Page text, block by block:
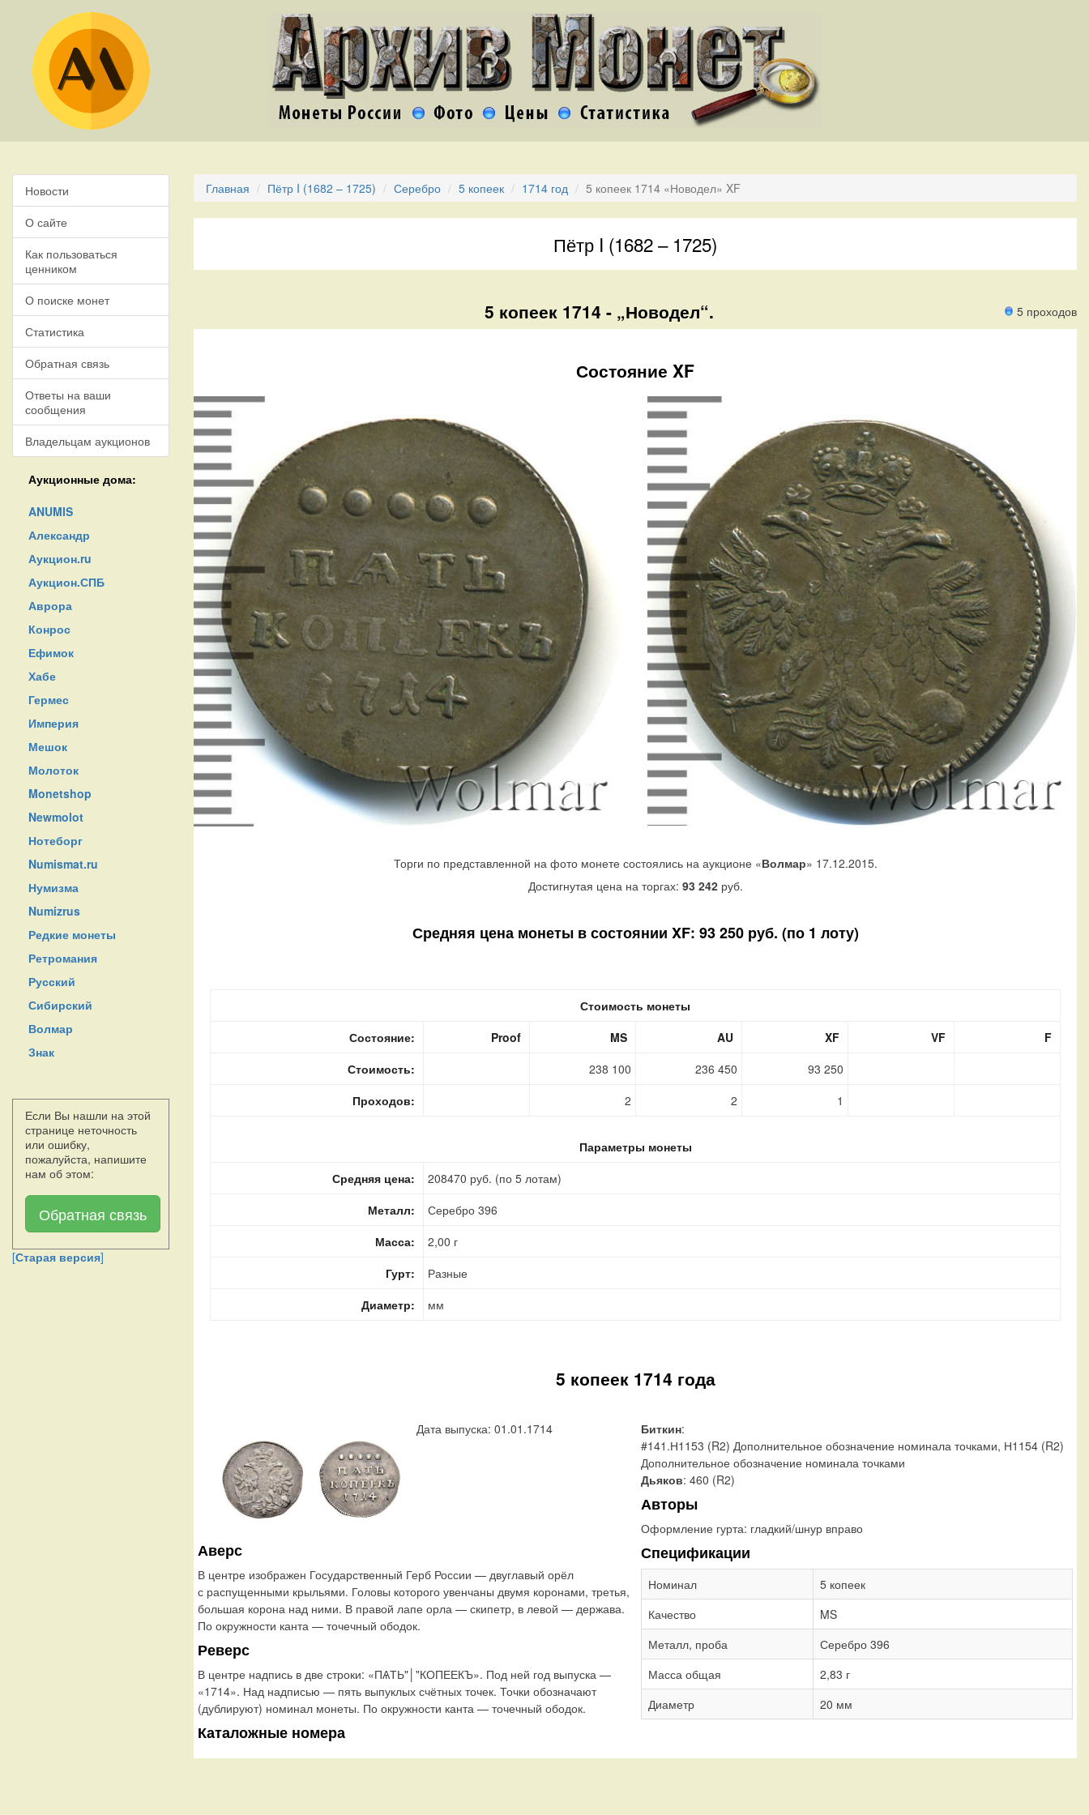
Новости
О сайте
Как пользоваться
ценником
О поиске монет
Статистика
Обратная связь
Ответы на ваши
сообщения
Владельцам аукционов
Аукционные дома:
ANUMIS
Александр
Аукцион.ru
Аукцион.СПБ
Аврора
Конрос
Ефимок
Хабе
Гермес
Империя
Мешок
Молоток
Monetshop
Newmolot
Нотеборг
Numismat.ru
Нумизма
Numizrus
Редкие монеты
Ретромания
Русский
Сибирский
Волмар
Знак
Если Вы нашли на этой
странице неточность
или ошибку,
пожалуйста, напишите
нам об этом:
Обратная связь
[Старая версия]
Главная Пётр I (1682 – 1725) Серебро 5 копеек 1714 год 5 копеек 1714 «Новодел» XF
Пётр I (1682 – 1725)
5 проходов
5 копеек 1714 - „Новодел“.
Состояние XF
Торги по представленной на фото монете состоялись на аукционе «Волмар» 17.12.2015.
Достигнутая цена на торгах: 93 242руб.
Средняя цена монеты в состоянии XF: 93 250 руб. (по 1 лоту)
Стоимость монеты
Состояние:
Proof MS AU XF VF
F
Стоимость:
238 100 236 450
93 250
Проходов:
2 2 1
Параметры монеты
Средняя цена:
208470 руб. (по 5 лотам)
Металл:
Серебро 396
Масса:
2,00 г
Гурт:
Разные
Диаметр:
мм
5 копеек 1714 года
Дата выпуска: 01.01.1714
Аверс
В центре изображен Государственный Герб России — двуглавый орёл
с распущенными крыльями. Головы которого увенчаны двумя коронами, третья,
большая корона над ними. В правой лапе орла — скипетр, в левой — держава.
По окружности канта — точечный ободок.
Реверс
В центре надпись в две строки: «ПѦТЬ"│"КОПЕЕКЪ». Под ней год выпуска —
«1714». Над надписью — пять выпуклых счётных точек. Точки обозначают
(дублируют) номинал монеты. По окружности канта — точечный ободок.
Каталожные номера
Биткин:
#141.Н1153 (R2) Дополнительное обозначение номинала точками, Н1154 (R2)
Дополнительное обозначение номинала точками
Дьяков: 460 (R2)
Авторы
Оформление гурта: гладкий/шнур вправо
Спецификации
Номинал
5 копеек
Качество
MS
Металл, проба
Серебро 396
Масса общая
2,83 г
Диаметр
20 мм